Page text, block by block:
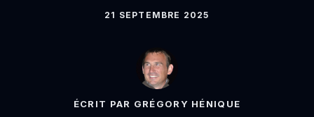
21 SEPTEMBRE 2025
ÉCRIT PAR GRÉGORY HÉNIQUE